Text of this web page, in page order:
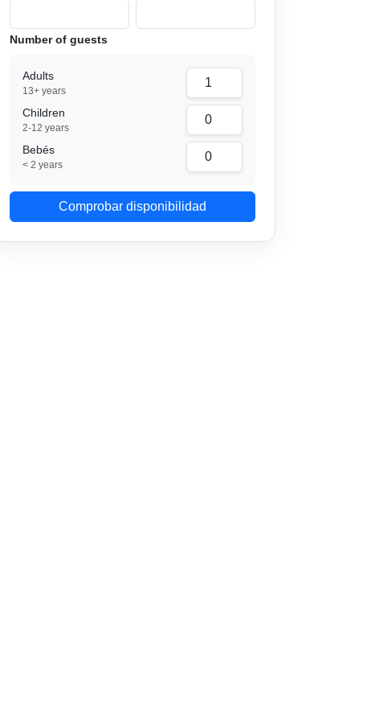
Number of guests
Adults
13+ years
Children
2-12 years
Bebés
< 2 years
Comprobar disponibilidad